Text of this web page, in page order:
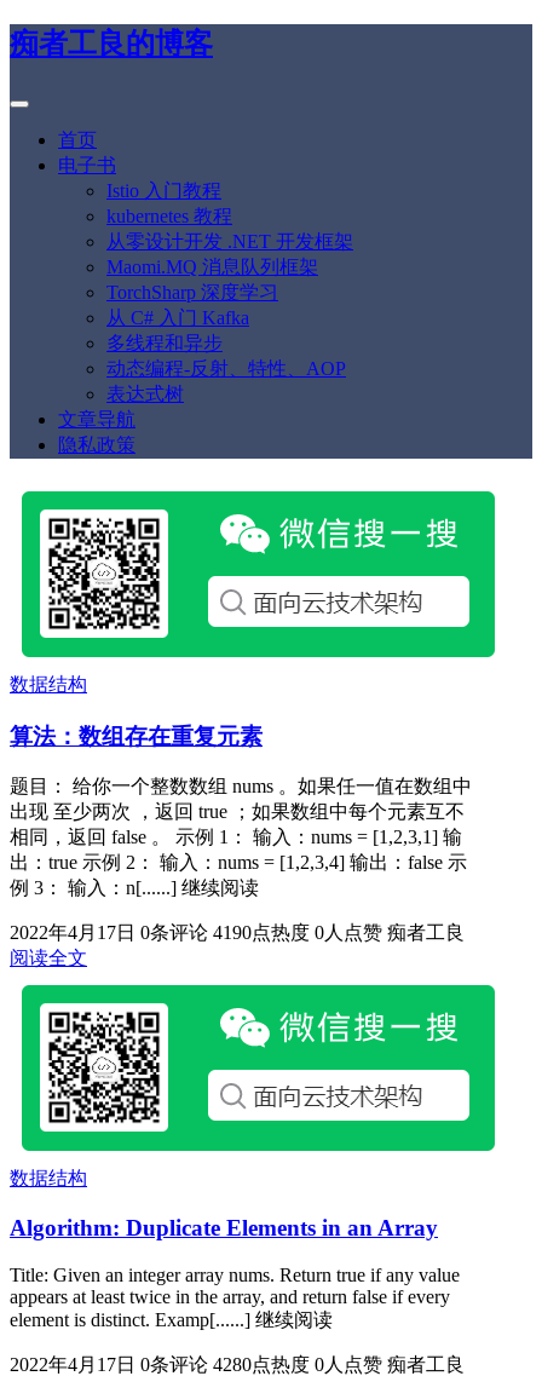
痴者工良的博客
首页
电子书
Istio 入门教程
kubernetes 教程
从零设计开发 .NET 开发框架
Maomi.MQ 消息队列框架
TorchSharp 深度学习
从 C# 入门 Kafka
多线程和异步
动态编程-反射、特性、AOP
表达式树
文章导航
隐私政策
数据结构
算法：数组存在重复元素
题目： 给你一个整数数组 nums 。如果任一值在数组中
出现 至少两次 ，返回 true ；如果数组中每个元素互不
相同，返回 false 。 示例 1： 输入：nums = [1,2,3,1] 输
出：true 示例 2： 输入：nums = [1,2,3,4] 输出：false 示
例 3： 输入：n[......] 继续阅读
2022年4月17日 0条评论 4190点热度 0人点赞 痴者工良
阅读全文
数据结构
Algorithm: Duplicate Elements in an Array
Title: Given an integer array nums. Return true if any value
appears at least twice in the array, and return false if every
element is distinct. Examp[......] 继续阅读
2022年4月17日 0条评论 4280点热度 0人点赞 痴者工良